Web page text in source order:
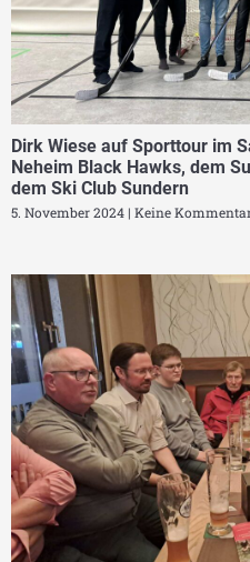
Dirk Wiese auf Sporttour im
Neheim Black Hawks, dem
dem Ski Club Sundern
5. November 2024 Keine